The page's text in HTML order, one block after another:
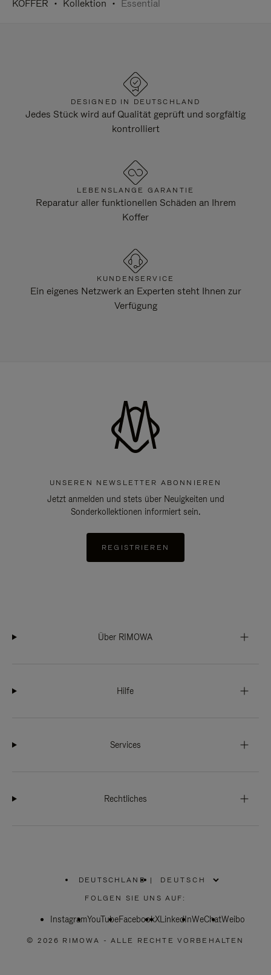
KOFFER Kollektion Essential
DESIGNED IN DEUTSCHLAND
Jedes Stück wird auf Qualität geprüft und sorgfältig
kontrolliert
LEBENSLANGE GARANTIE
Reparatur aller funktionellen Schäden an Ihrem
Koffer
KUNDENSERVICE
Ein eigenes Netzwerk an Experten steht Ihnen zur
Verfügung
UNSEREN NEWSLETTER ABONNIEREN
Jetzt anmelden und stets über Neuigkeiten und
Sonderkollektionen informiert sein.
REGISTRIEREN
Über RIMOWA
Hilfe
Services
Rechtliches
DEUTSCHLAND
WÄHLEN
SIE
REGION
|
FOLGEN SIE UNS AUF:
InstagramYouTubeFacebookXLinkedInWeChatWeibo
© 2026 RIMOWA - ALLE RECHTE VORBEHALTEN